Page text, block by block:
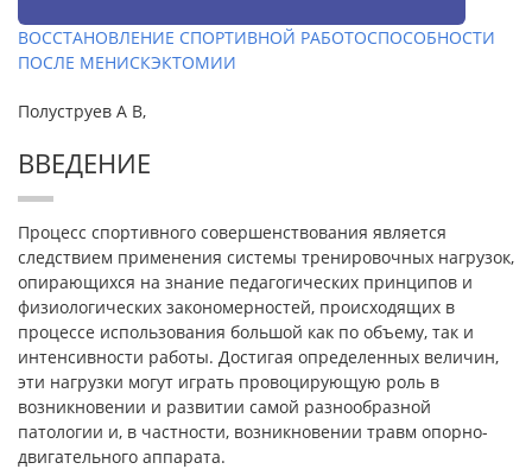
ВОССТАНОВЛЕНИЕ СПОРТИВНОЙ РАБОТОСПОСОБНОСТИ
ПОСЛЕ МЕНИСКЭКТОМИИ
Полуструев А В,
ВВЕДЕНИЕ
Процесс спортивного совершенствования является
следствием применения системы тренировочных нагрузок,
опирающихся на знание педагогических принципов и
физиологических закономерностей, происходящих в
процессе использования большой как по объему, так и
интенсивности работы. Достигая определенных величин,
эти нагрузки могут играть провоцирующую роль в
возникновении и развитии самой разнообразной
патологии и, в частности, возникновении травм опорно-
двигательного аппарата.